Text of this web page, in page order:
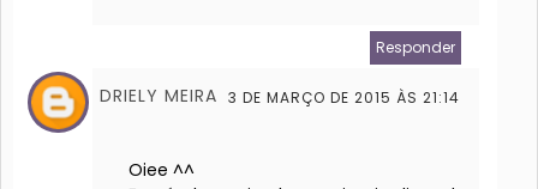
Responder
DRIELY MEIRA 3 DE MARÇO DE 2015 ÀS 21:14
Oiee ^^